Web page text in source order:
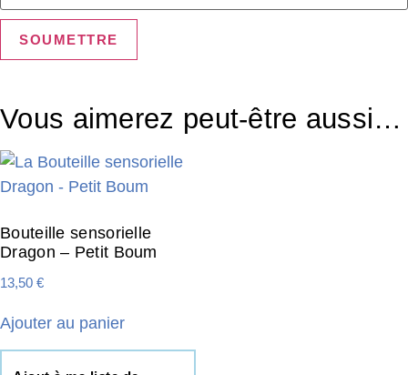
Vous aimerez peut-être aussi…
Bouteille sensorielle
Dragon – Petit Boum
13,50 €
Ajouter au panier